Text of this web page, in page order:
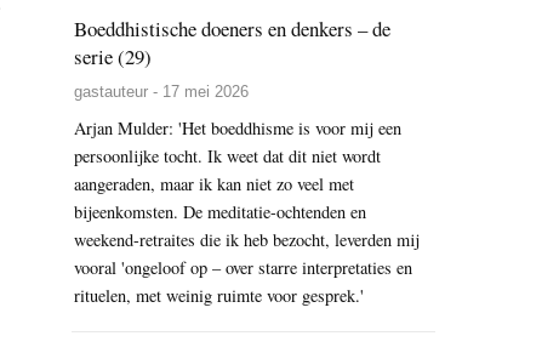
Boeddhistische doeners en denkers – de
serie (29)
gastauteur - 17 mei 2026
Arjan Mulder: 'Het boeddhisme is voor mij een
persoonlijke tocht. Ik weet dat dit niet wordt
aangeraden, maar ik kan niet zo veel met
bijeenkomsten. De meditatie-ochtenden en
weekend-retraites die ik heb bezocht, leverden mij
vooral 'ongeloof op – over starre interpretaties en
rituelen, met weinig ruimte voor gesprek.'